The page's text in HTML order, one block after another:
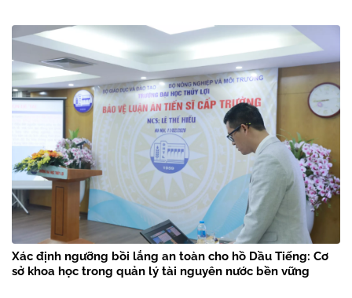
Xác định ngưỡng bồi lắng an toàn cho hồ Dầu Tiếng: Cơ
sở khoa học trong quản lý tài nguyên nước bền vững